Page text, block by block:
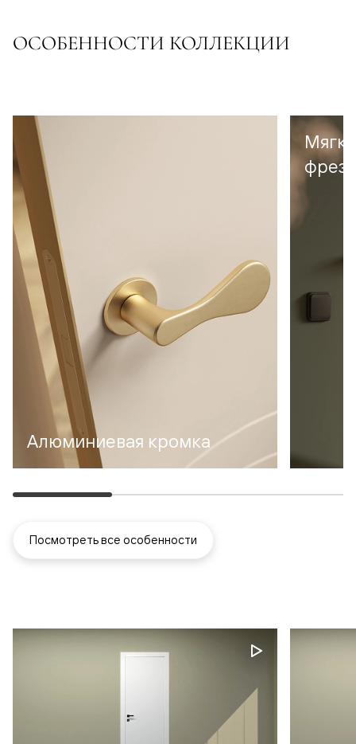
ОСОБЕННОСТИ КОЛЛЕКЦИИ
Алюминиевая кромка
Посмотреть все особенности